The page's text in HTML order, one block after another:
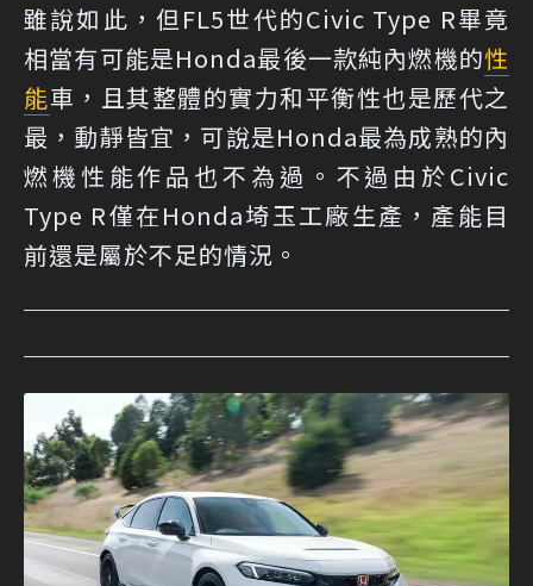
雖說如此，但FL5世代的Civic Type R畢竟
相當有可能是Honda最後一款純內燃機的性
能車，且其整體的實力和平衡性也是歷代之
最，動靜皆宜，可說是Honda最為成熟的內
燃機性能作品也不為過。不過由於Civic
Type R僅在Honda埼玉工廠生產，產能目
前還是屬於不足的情況。